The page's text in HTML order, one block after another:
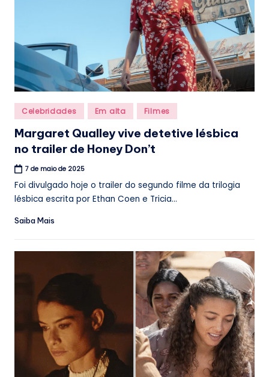
Posted
in
Celebridades Em alta Filmes
Margaret Qualley vive detetive lésbica
no trailer de Honey Don’t
7 de maio de 2025
Foi divulgado hoje o trailer do segundo filme da trilogia
lésbica escrita por Ethan Coen e Tricia...
Saiba Mais